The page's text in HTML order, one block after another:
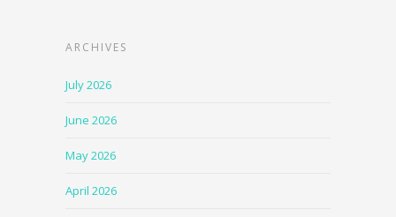
ARCHIVES
July 2026
June 2026
May 2026
April 2026